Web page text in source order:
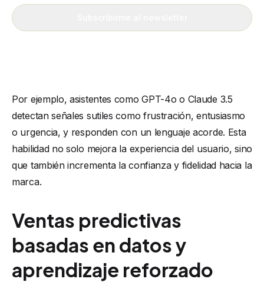
Por ejemplo, asistentes como GPT-4o o Claude 3.5
detectan señales sutiles como frustración, entusiasmo
o urgencia, y responden con un lenguaje acorde. Esta
habilidad no solo mejora la experiencia del usuario, sino
que también incrementa la confianza y fidelidad hacia la
marca.
Ventas predictivas
basadas en datos y
aprendizaje reforzado